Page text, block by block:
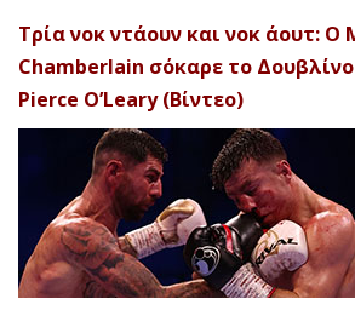
Τρία νοκ ντάουν και νοκ άουτ: Ο
Chamberlain σόκαρε το
Pierce O’Leary (Βίντεο)